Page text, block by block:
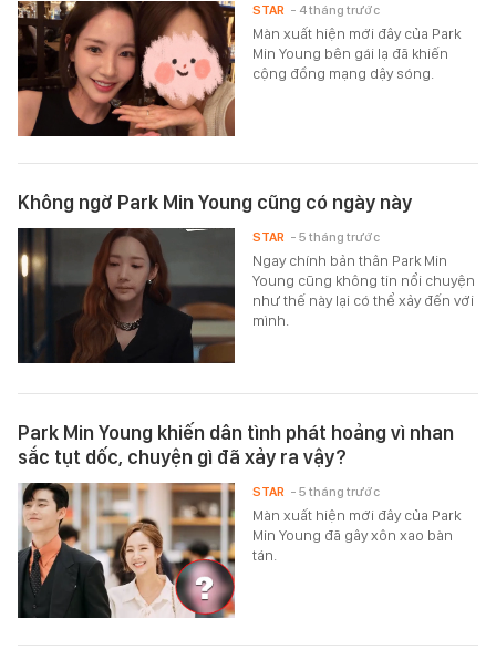
Màn xuất hiện mới đây của Park
Min Young bên gái lạ đã khiến
cộng đồng mạng dậy sóng.
STAR - 4 tháng trước
Không ngờ Park Min Young cũng có ngày này
Ngay chính bản thân Park Min
Young cũng không tin nổi chuyện
như thế này lại có thể xảy đến với
mình.
STAR - 5 tháng trước
Park Min Young khiến dân tình phát hoảng vì nhan
sắc tụt dốc, chuyện gì đã xảy ra vậy?
Màn xuất hiện mới đây của Park
Min Young đã gây xôn xao bàn
tán.
STAR - 5 tháng trước